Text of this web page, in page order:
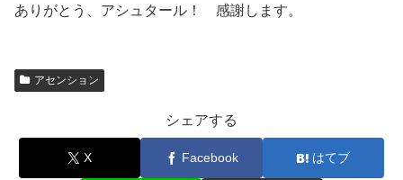
ありがとう、アシュタール！ 感謝します。
アセンション
シェアする
X Facebook はてブ